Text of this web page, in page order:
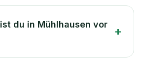
du in Mühlhausen vor
+